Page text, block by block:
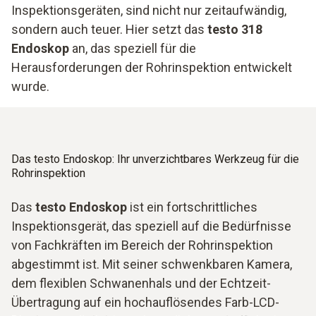
Inspektionsgeräten, sind nicht nur zeitaufwändig,
sondern auch teuer. Hier setzt das testo 318
Endoskop an, das speziell für die
Herausforderungen der Rohrinspektion entwickelt
wurde.
Das testo Endoskop: Ihr unverzichtbares Werkzeug für die
Rohrinspektion
Das testo Endoskop ist ein fortschrittliches
Inspektionsgerät, das speziell auf die Bedürfnisse
von Fachkräften im Bereich der Rohrinspektion
abgestimmt ist. Mit seiner schwenkbaren Kamera,
dem flexiblen Schwanenhals und der Echtzeit-
Übertragung auf ein hochauflösendes Farb-LCD-